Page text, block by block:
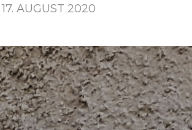
17. AUGUST 2020